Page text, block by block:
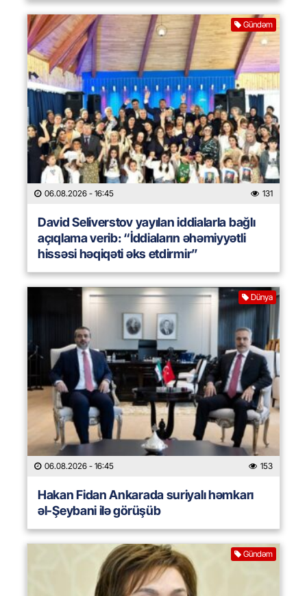
Gündəm
06.08.2026 - 16:45 131
David Seliverstov yayılan iddialarla bağlı
açıqlama verib: “İddiaların əhəmiyyətli
hissəsi həqiqəti əks etdirmir”
Dünya
06.08.2026 - 16:45 153
Hakan Fidan Ankarada suriyalı həmkarı
əl-Şeybani ilə görüşüb
Gündəm